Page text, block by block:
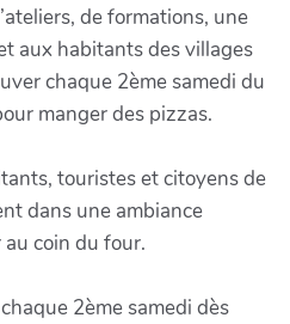
de formations, une
aux habitants des villages
chaque 2ème samedi du
manger des pizzas.
touristes et citoyens de
dans une ambiance
coin du four.
2ème samedi dès